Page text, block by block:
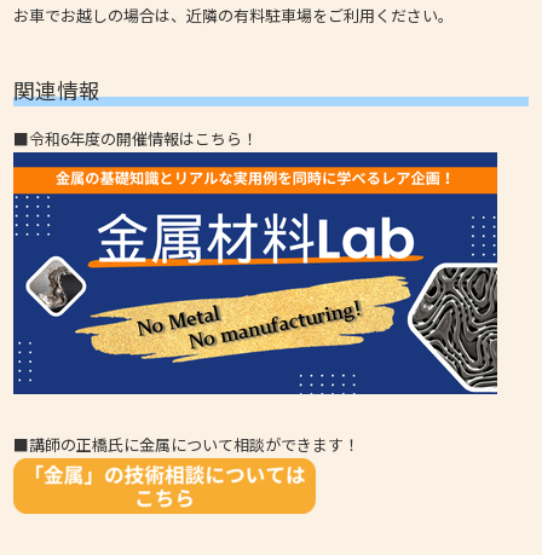
お車でお越しの場合は、近隣の有料駐車場をご利用ください。
関連情報
■令和6年度の開催情報はこちら！
■講師の正橋氏に金属について相談ができます！